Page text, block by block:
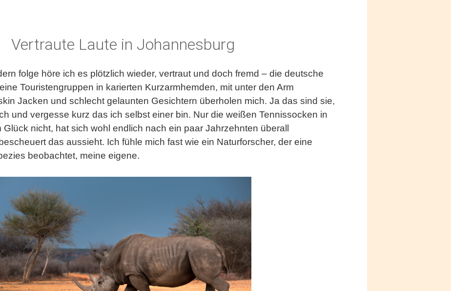
Vertraute Laute in Johannesburg
folge höre ich es plötzlich wieder, vertraut und doch fremd – die deutsche
Touristengruppen in karierten Kurzarmhemden, mit unter den Arm
Jacken und schlecht gelaunten Gesichtern überholen mich. Ja das sind sie,
und vergesse kurz das ich selbst einer bin. Nur die weißen Tennissocken in
nicht, hat sich wohl endlich nach ein paar Jahrzehnten überall
das aussieht. Ich fühle mich fast wie ein Naturforscher, der eine
beobachtet, meine eigene.